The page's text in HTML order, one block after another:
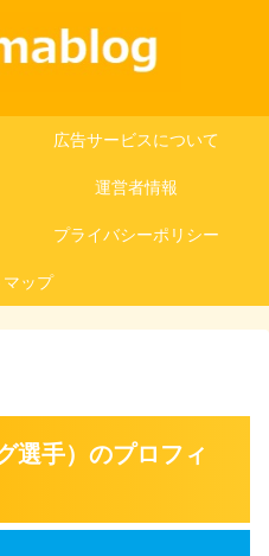
広告サービスについて
運営者情報
プライバシーポリシー
ップ
選手）のプロフィ